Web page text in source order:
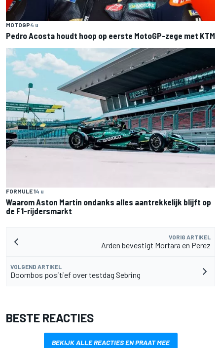
MOTOGP4 u
Pedro Acosta houdt hoop op eerste MotoGP-zege met KTM
FORMULE 14 u
Waarom Aston Martin ondanks alles aantrekkelijk blijft op
de F1-rijdersmarkt
VORIG ARTIKEL
Arden bevestigt Mortara en Perez
VOLGEND ARTIKEL
Doornbos positief over testdag Sebring
BESTE REACTIES
BEKIJK ALLE REACTIES EN PRAAT MEE